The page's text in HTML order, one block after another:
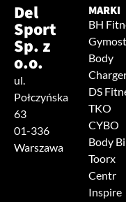
Del
Sport
Sp. z
o.o.
ul.
Połczyńska
63
01-336
Warszawa
MARKI
BH
Gymost
Body
DS
TKO
CYBO
Body
Toorx
Centr
Inspire